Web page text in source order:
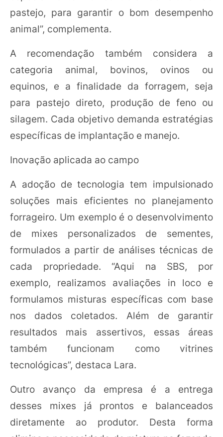
pastejo, para garantir o bom desempenho
animal”, complementa.
A recomendação também considera a
categoria animal, bovinos, ovinos ou
equinos, e a finalidade da forragem, seja
para pastejo direto, produção de feno ou
silagem. Cada objetivo demanda estratégias
específicas de implantação e manejo.
Inovação aplicada ao campo
A adoção de tecnologia tem impulsionado
soluções mais eficientes no planejamento
forrageiro. Um exemplo é o desenvolvimento
de mixes personalizados de sementes,
formulados a partir de análises técnicas de
cada propriedade. “Aqui na SBS, por
exemplo, realizamos avaliações in loco e
formulamos misturas específicas com base
nos dados coletados. Além de garantir
resultados mais assertivos, essas áreas
também funcionam como vitrines
tecnológicas”, destaca Lara.
Outro avanço da empresa é a entrega
desses mixes já prontos e balanceados
diretamente ao produtor. Desta forma